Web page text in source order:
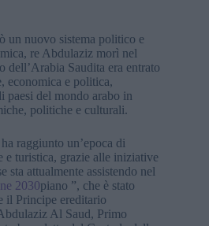
un nuovo sistema politico e
re Abdulaziz morì nel
dell’Arabia Saudita era entrato
economica e politica,
paesi del mondo arabo in
politiche e culturali.
raggiunto un’epoca di
e turistica, grazie alle iniziative
sta attualmente assistendo nel
2030piano ”, che è stato
il Principe ereditario
Al Saud, Primo